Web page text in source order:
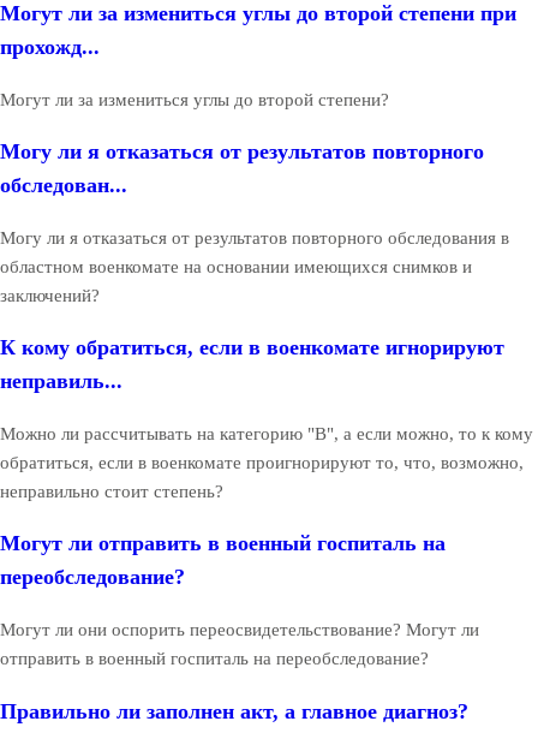
Могут ли за измениться углы до второй степени при
прохожд...
Могут ли за измениться углы до второй степени?
Могу ли я отказаться от результатов повторного
обследован...
Могу ли я отказаться от результатов повторного обследования в
областном военкомате на основании имеющихся снимков и
заключений?
К кому обратиться, если в военкомате игнорируют
неправиль...
Можно ли рассчитывать на категорию "В", а если можно, то к кому
обратиться, если в военкомате проигнорируют то, что, возможно,
неправильно стоит степень?
Могут ли отправить в военный госпиталь на
переобследование?
Могут ли они оспорить переосвидетельствование? Могут ли
отправить в военный госпиталь на переобследование?
Правильно ли заполнен акт, а главное диагноз?